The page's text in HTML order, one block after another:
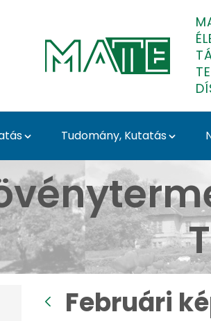
Tudomány, Kutatás
- Budai
Februári